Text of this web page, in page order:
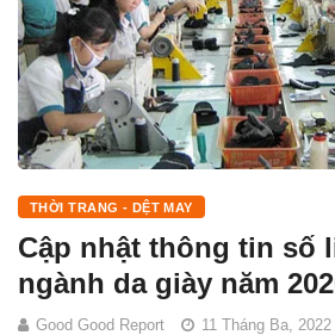
THỜI TRANG - DỆT MAY
Cập nhật thông tin số
ngành da giày năm
Good Good Report 11 Tháng Ba, 2022